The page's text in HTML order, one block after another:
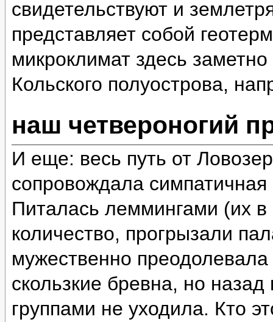
свидетельствуют и
представляет собой
микроклимат здесь
Кольского полуострова,
наш четвероногий
И еще: весь путь от
сопровождала симпатичная
Питалась леммингами (их
количество, прогрызали
мужественно
скользкие бревна, но
группами не уходила. Кто